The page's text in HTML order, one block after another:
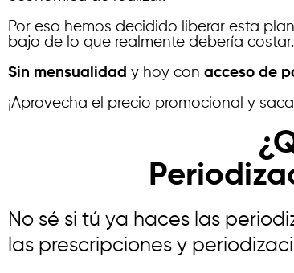
Por eso hemos decidido liberar esta
bajo de lo que realmente debería costar.
Sin mensualidad y hoy con acceso de
¡Aprovecha el precio promocional y
No sé si tú ya haces las
las prescripciones y